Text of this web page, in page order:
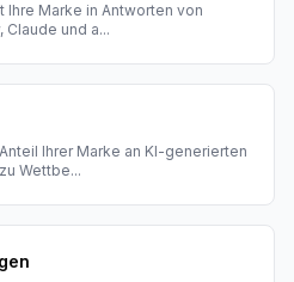
Marke in Antworten von
Claude und a...
Ihrer Marke an KI-generierten
Wettbe...